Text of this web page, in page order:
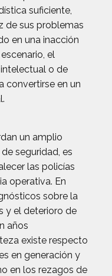
suficiente,
de sus problemas
en una inacción
el
o de
convertirse en un
un amplio
seguridad, es
las policías
operativa. En
sobre la
y el deterioro de
años
existe respecto
en generación y
en los rezagos de